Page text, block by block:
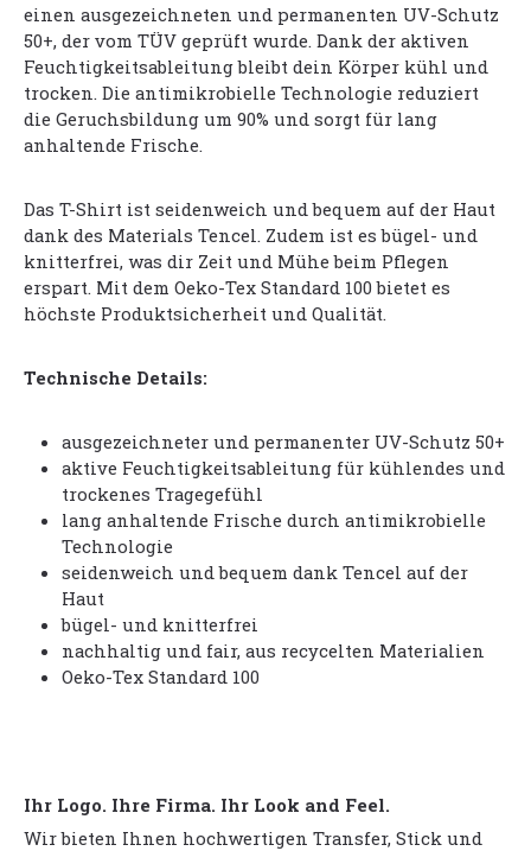
einen ausgezeichneten und permanenten UV-Schutz
50+, der vom TÜV geprüft wurde. Dank der aktiven
Feuchtigkeitsableitung bleibt dein Körper kühl und
trocken. Die antimikrobielle Technologie reduziert
die Geruchsbildung um 90% und sorgt für lang
anhaltende Frische.
Das T-Shirt ist seidenweich und bequem auf der Haut
dank des Materials Tencel. Zudem ist es bügel- und
knitterfrei, was dir Zeit und Mühe beim Pflegen
erspart. Mit dem Oeko-Tex Standard 100 bietet es
höchste Produktsicherheit und Qualität.
Technische Details:
ausgezeichneter und permanenter UV-Schutz 50+
aktive Feuchtigkeitsableitung für kühlendes und
trockenes Tragegefühl
lang anhaltende Frische durch antimikrobielle
Technologie
seidenweich und bequem dank Tencel auf der
Haut
bügel- und knitterfrei
nachhaltig und fair, aus recycelten Materialien
Oeko-Tex Standard 100
Ihr Logo. Ihre Firma. Ihr Look and Feel.
Wir bieten Ihnen hochwertigen Transfer, Stick und